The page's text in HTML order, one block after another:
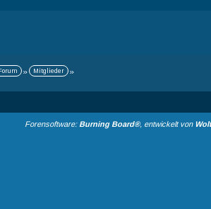
» Mitglieder »
Forensoftware: Burning Board®, entwickelt von